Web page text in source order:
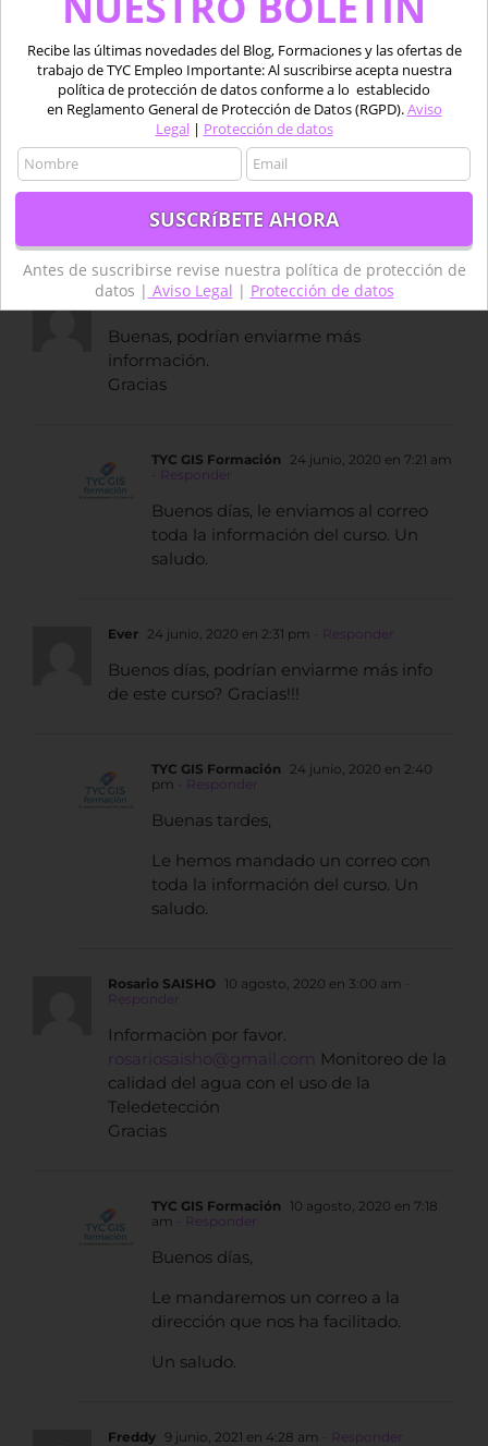
TYC GIS Formación 14 mayo, 2020 en 7:24
am- Responder
Buenos días María, en su correo
encontrará toda la información de
nuestro curso online de
Teledetección.
Un saludo.
Carolina 23 junio, 2020 en 11:54 pm- Responder
Buenas, podrían enviarme más
información.
Gracias
TYC GIS Formación
24 junio, 2020 en 7:21 am
- Responder
Buenos días, le enviamos al correo
toda la información del curso. Un
saludo.
Ever 24 junio, 2020 en 2:31 pm - Responder
Buenos días, podrían enviarme más info
de este curso? Gracias!!!
TYC GIS Formación
24 junio, 2020 en 2:40
pm - Responder
Buenas tardes,
Le hemos mandado un correo con
toda la información del curso. Un
saludo.
Rosario SAISHO 10 agosto, 2020 en 3:00 am
Responder
Informaciòn por favor.
rosariosaisho@gmail.com Monitoreo de la
calidad del agua con el uso de la
Teledetección
Gracias
TYC GIS Formación
10 agosto, 2020 en 7:18
am - Responder
Buenos días,
Le mandaremos un correo a la
dirección que nos ha facilitado.
Un saludo.
Freddy 9 junio, 2021 en 4:28 am - Responder
Recibe las últimas novedades del Blog, Formaciones y las ofertas de
trabajo de TYC Empleo Importante: Al suscribirse acepta nuestra
política de protección de datos conforme a lo establecido
en Reglamento General de Protección de Datos (RGPD).Aviso
Legal| Protección de datos
Antes de suscribirse revise nuestra política de protección de
datos | Aviso Legal | Protección de datos